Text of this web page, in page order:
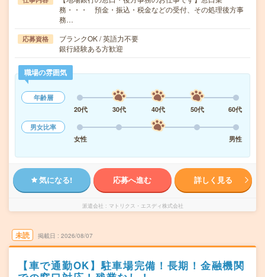
務・・・ 預金・振込・税金などの受付、その処理後方事
務…
応募資格
ブランクOK / 英語力不要
銀行経験ある方歓迎
職場の雰囲気
年齢層
20代
30代 40代 50代
60代
男女比率
女性
男性
気になる! 応募へ進む 詳しく見る
派遣会社 マトリクス・エスディ株式会社
未読 掲載日 2026/08/07
【車で通勤OK】駐車場完備！長期！金融機関